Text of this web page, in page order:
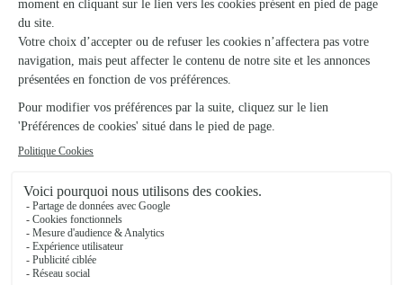
★ ★ ★ ★ ★
Dans le cadre d'un anniversaire la…
Dans le cadre d'un anniversaire la livraison a été impeccable
j'ai remarqué une petite faute d'orthographe sur le message
14/02/2026
★ ★ ★ ★ ★
composition florale très jolie
composition florale très jolie, conforme au descriptif du site
et livrée dans les delais